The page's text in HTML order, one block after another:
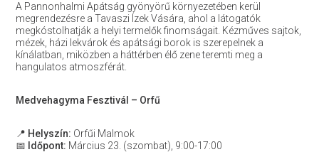
A Pannonhalmi Apátság gyönyörű környezetében kerül
megrendezésre a Tavaszi Ízek Vására, ahol a látogatók
megkóstolhatják a helyi termelők finomságait. Kézműves sajtok,
mézek, házi lekvárok és apátsági borok is szerepelnek a
kínálatban, miközben a háttérben élő zene teremti meg a
hangulatos atmoszférát.
Medvehagyma Fesztivál – Orfű
📍 Helyszín: Orfűi Malmok
📅 Időpont: Március 23. (szombat), 9:00-17:00